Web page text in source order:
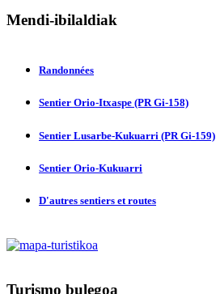
Mendi-ibilaldiak
Randonnées
Sentier Orio-Itxaspe (PR Gi-158)
Sentier Lusarbe-Kukuarri (PR Gi-159)
Sentier Orio-Kukuarri
D'autres sentiers et routes
Turismo bulegoa